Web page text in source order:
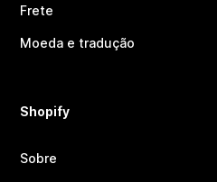
Frete
Moeda e tradução
Shopify
Sobre